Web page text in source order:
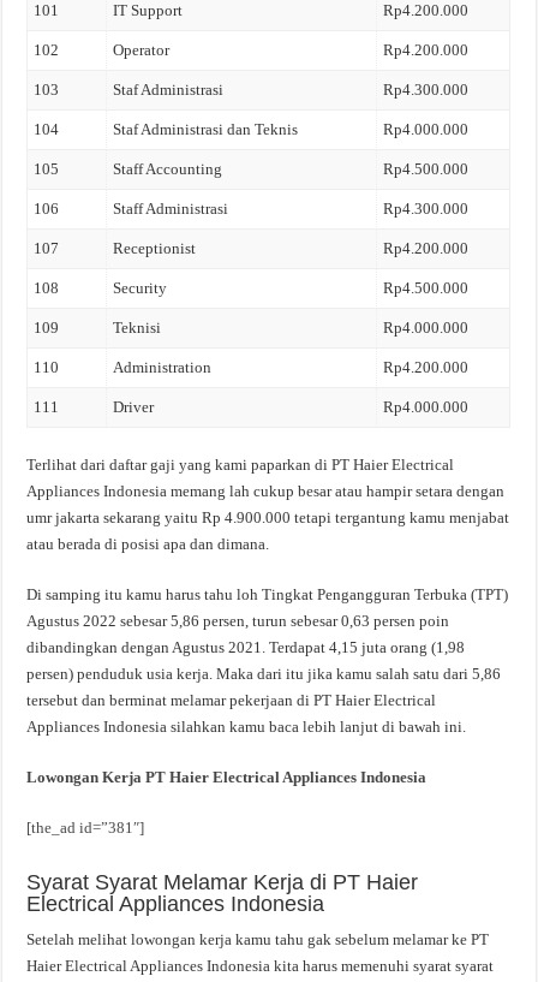
101 IT Support Rp4.200.000
102 Operator Rp4.200.000
103 Staf Administrasi Rp4.300.000
104 Staf Administrasi dan Teknis Rp4.000.000
105 Staff Accounting Rp4.500.000
106 Staff Administrasi Rp4.300.000
107 Receptionist Rp4.200.000
108 Security Rp4.500.000
109 Teknisi Rp4.000.000
110 Administration Rp4.200.000
111 Driver Rp4.000.000
Terlihat dari daftar gaji yang kami paparkan di PT Haier Electrical
Appliances Indonesia memang lah cukup besar atau hampir setara dengan
umr jakarta sekarang yaitu Rp 4.900.000 tetapi tergantung kamu menjabat
atau berada di posisi apa dan dimana.
Di samping itu kamu harus tahu loh Tingkat Pengangguran Terbuka (TPT)
Agustus 2022 sebesar 5,86 persen, turun sebesar 0,63 persen poin
dibandingkan dengan Agustus 2021. Terdapat 4,15 juta orang (1,98
persen) penduduk usia kerja. Maka dari itu jika kamu salah satu dari 5,86
tersebut dan berminat melamar pekerjaan di PT Haier Electrical
Appliances Indonesia silahkan kamu baca lebih lanjut di bawah ini.
Lowongan Kerja PT Haier Electrical Appliances Indonesia
[the_ad id=”381″]
Syarat Syarat Melamar Kerja di PT Haier
Electrical Appliances Indonesia
Setelah melihat lowongan kerja kamu tahu gak sebelum melamar ke PT
Haier Electrical Appliances Indonesia kita harus memenuhi syarat syarat